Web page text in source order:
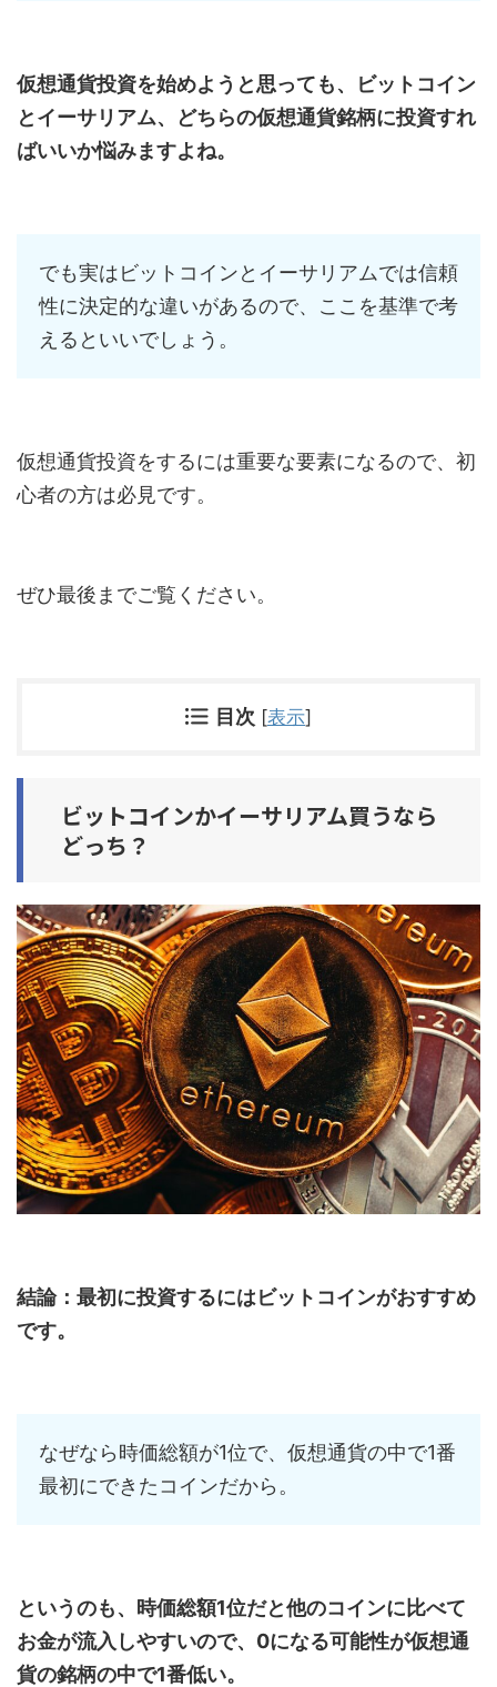
仮想通貨投資を始めようと思っても、ビットコイン
とイーサリアム、どちらの仮想通貨銘柄に投資すれ
ばいいか悩みますよね。
でも実はビットコインとイーサリアムでは信頼
性に決定的な違いがあるので、ここを基準で考
えるといいでしょう。
仮想通貨投資をするには重要な要素になるので、初
心者の方は必見です。
ぜひ最後までご覧ください。
目次 [表示]
ビットコインかイーサリアム買うなら
どっち？
結論：最初に投資するにはビットコインがおすすめ
です。
なぜなら時価総額が1位で、仮想通貨の中で1番
最初にできたコインだから。
というのも、時価総額1位だと他のコインに比べて
お金が流入しやすいので、0になる可能性が仮想通
貨の銘柄の中で1番低い。